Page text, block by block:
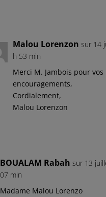
Malou Lorenzon sur 14
h 53 min
Merci M. Jambois pour vos
encouragements,
Cordialement,
Malou Lorenzon
BOUALAM Rabah sur 13
07 min
Madame Malou Lorenzo